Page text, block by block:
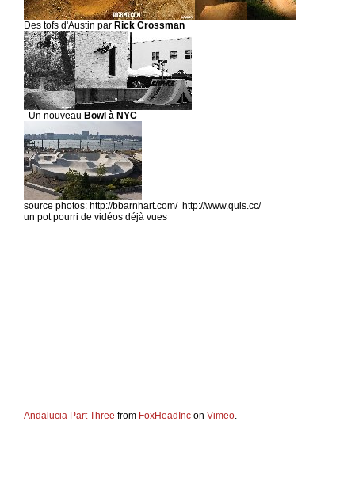
Des tofs d'Austin par Rick Crossman
Un nouveau Bowl à NYC
source photos: http://bbarnhart.com/ http://www.quis.cc/
un pot pourri de vidéos déjà vues
Andalucia Part Three from FoxHeadInc on Vimeo.